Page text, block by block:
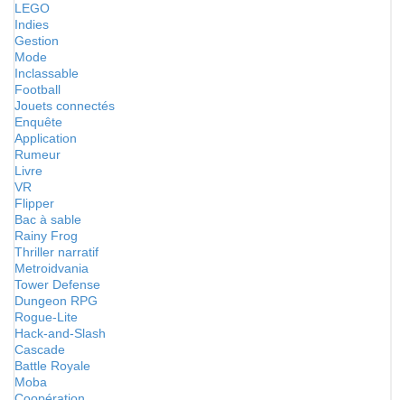
LEGO
Indies
Gestion
Mode
Inclassable
Football
Jouets connectés
Enquête
Application
Rumeur
Livre
VR
Flipper
Bac à sable
Rainy Frog
Thriller narratif
Metroidvania
Tower Defense
Dungeon RPG
Rogue-Lite
Hack-and-Slash
Cascade
Battle Royale
Moba